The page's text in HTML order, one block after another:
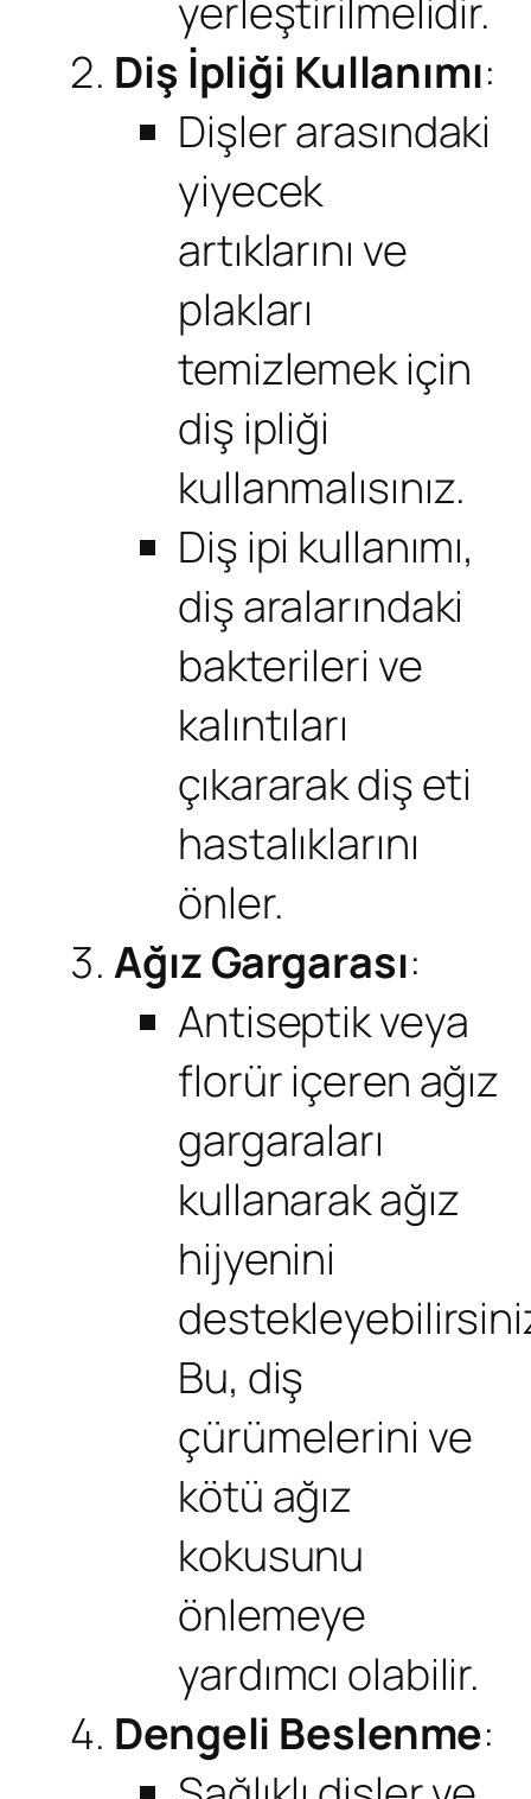
yerleştirilmelidir.
Diş İpliği Kullanımı:
Dişler arasındaki
yiyecek
artıklarını ve
plakları
temizlemek için
diş ipliği
kullanmalısınız.
Diş ipi kullanımı,
diş aralarındaki
bakterileri ve
kalıntıları
çıkararak diş eti
hastalıklarını
önler.
Ağız Gargarası:
Antiseptik veya
florür içeren ağız
gargaraları
kullanarak ağız
hijyenini
Bu, diş
çürümelerini ve
kötü ağız
kokusunu
önlemeye
yardımcı olabilir.
Dengeli Beslenme: